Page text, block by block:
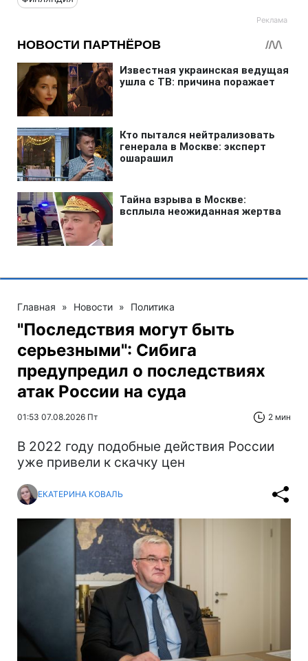
Главная » Новости » Политика
"Последствия могут быть
серьезными": Сибига
предупредил о последствиях
атак России на суда
01:53 07.08.2026 Пт 2 мин
В 2022 году подобные действия России
уже привели к скачку цен
ЕКАТЕРИНА КОВАЛЬ